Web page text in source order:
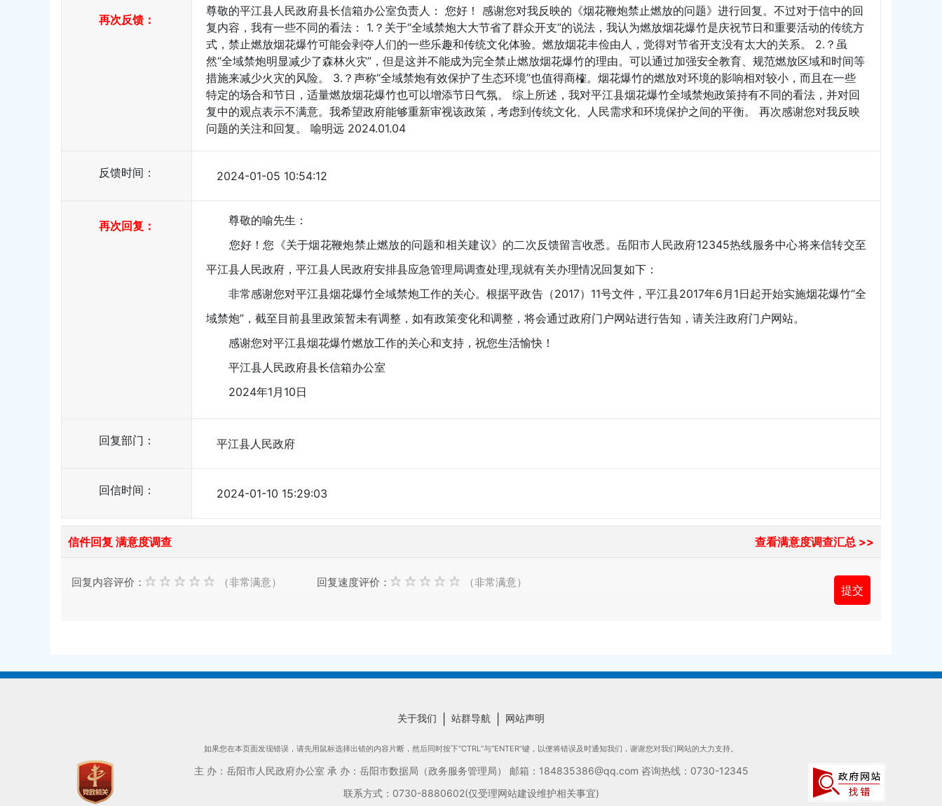
再次反馈：
尊敬的平江县人民政府县长信箱办公室负责人： 您好！ 感谢您对我反映的《烟花鞭炮禁止燃放的问题》进行回复。不过对于信中的回
复内容，我有一些不同的看法： 1.？关于“全域禁炮大大节省了群众开支”的说法，我认为燃放烟花爆竹是庆祝节日和重要活动的传统方
式，禁止燃放烟花爆竹可能会剥夺人们的一些乐趣和传统文化体验。燃放烟花丰俭由人，觉得对节省开支没有太大的关系。 2.？虽
然“全域禁炮明显减少了森林火灾”，但是这并不能成为完全禁止燃放烟花爆竹的理由。可以通过加强安全教育、规范燃放区域和时间等
措施来减少火灾的风险。 3.？声称“全域禁炮有效保护了生态环境”也值得商榷。烟花爆竹的燃放对环境的影响相对较小，而且在一些
特定的场合和节日，适量燃放烟花爆竹也可以增添节日气氛。 综上所述，我对平江县烟花爆竹全域禁炮政策持有不同的看法，并对回
复中的观点表示不满意。我希望政府能够重新审视该政策，考虑到传统文化、人民需求和环境保护之间的平衡。 再次感谢您对我反映
问题的关注和回复。 喻明远 2024.01.04
反馈时间： 2024-01-05 10:54:12
再次回复：
尊敬的喻先生：
您好！您《关于烟花鞭炮禁止燃放的问题和相关建议》的二次反馈留言收悉。岳阳市人民政府12345热线服务中心将来信转交至
平江县人民政府，平江县人民政府安排县应急管理局调查处理,现就有关办理情况回复如下：
非常感谢您对平江县烟花爆竹全域禁炮工作的关心。根据平政告（2017）11号文件，平江县2017年6月1日起开始实施烟花爆竹“全
域禁炮”，截至目前县里政策暂未有调整，如有政策变化和调整，将会通过政府门户网站进行告知，请关注政府门户网站。
感谢您对平江县烟花爆竹燃放工作的关心和支持，祝您生活愉快！
平江县人民政府县长信箱办公室
2024年1月10日
回复部门： 平江县人民政府
回信时间： 2024-01-10 15:29:03
信件回复 满意度调查 查看满意度调查汇总 >>
回复内容评价： （非常满意） 回复速度评价： （非常满意）
关于我们 站群导航 网站声明
如果您在本页面发现错误，请先用鼠标选择出错的内容片断，然后同时按下“CTRL”与“ENTER”键，以便将错误及时通知我们，谢谢您对我们网站的大力支持。
主 办：岳阳市人民政府办公室 承 办：岳阳市数据局（政务服务管理局） 邮箱：184835386@qq.com 咨询热线：0730-12345
联系方式：0730-8880602(仅受理网站建设维护相关事宜)